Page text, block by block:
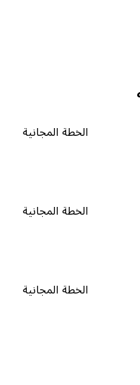
الخطة المجانية
الخطة المجانية
الخطة المجانية